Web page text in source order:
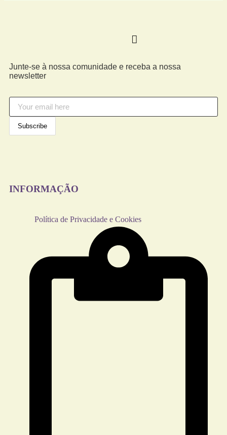
Junte-se à nossa comunidade e receba a nossa
newsletter
INFORMAÇÃO
Política de Privacidade e Cookies